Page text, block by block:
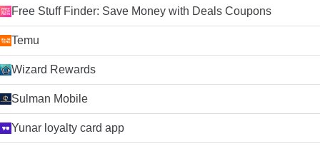
Free Stuff Finder: Save Money with Deals Coupons
Temu
Wizard Rewards
Sulman Mobile
Yunar loyalty card app